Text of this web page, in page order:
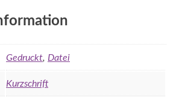
Gedruckt, Datei
Kurzschrift